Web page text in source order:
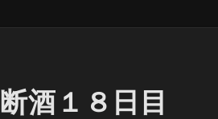
断酒１８日目